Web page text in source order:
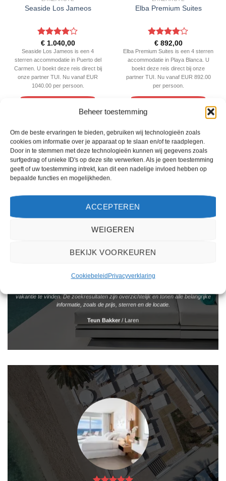
Beheer toestemming
Om de beste ervaringen te bieden, gebruiken wij technologieën zoals
cookies om informatie over je apparaat op te slaan en/of te raadplegen.
Door in te stemmen met deze technologieën kunnen wij gegevens zoals
surfgedrag of unieke ID's op deze site verwerken. Als je geen toestemming
geeft of uw toestemming intrekt, kan dit een nadelige invloed hebben op
bepaalde functies en mogelijkheden.
ACCEPTEREN
WEIGEREN
BEKIJK VOORKEUREN
CookiebeleidPrivacyverklaring
Seaside Los Jameos
Gewaardeerd
4 uit 5
€1.040,00
Seaside Los Jameos is een 4
sterren accommodatie in Puerto del
Carmen. U boekt deze reis direct bij
onze partner TUI. Nu vanaf EUR
1040.00 per persoon.
Elba Premium Suites
Gewaardeerd
4uit 5
€892,00
Elba Premium Suites is een 4 sterren
accommodatie in Playa Blanca. U
boekt deze reis direct bij onze
partner TUI. Nu vanaf EUR 892.00
per persoon.
WAT ZE OVER ONS ZEGGEN
Het boeken van een reis via 2Spanje.nl was eenvoudig en duidelijk. De website is
vakantie te vinden. De zoekresultaten zijn overzichtelijk en tonen alle belangrijke
informatie, zoals de prijs, sterren en de locatie.
Teun Bakker / Laren